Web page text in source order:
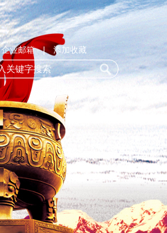
企业邮箱| 添加收藏